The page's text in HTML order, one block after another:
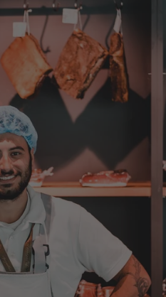
sehr gut durch die
würde mir wünschen
bestellen. Meistens sind es
und brauche nicht so
Qualität und Geschmack -
7.8.2026